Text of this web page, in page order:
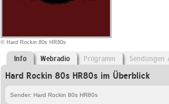
© Hard Rockin 80s HR80s
Info Webradio Programm Sendungen
Hard Rockin 80s HR80s im Überblick
Sender: Hard Rockin 80s HR80s